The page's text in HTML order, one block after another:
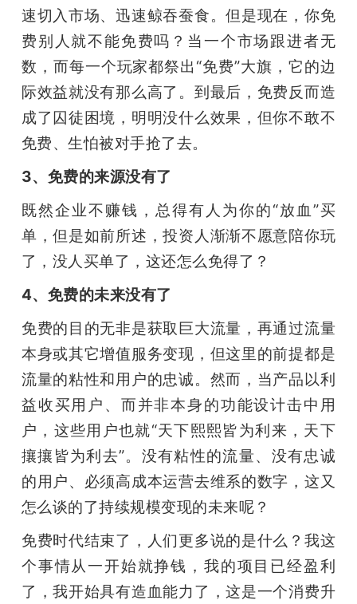
速切入市场、迅速鲸吞蚕食。但是现在，你免
费别人就不能免费吗？当一个市场跟进者无
数，而每一个玩家都祭出“免费”大旗，它的边
际效益就没有那么高了。到最后，免费反而造
成了囚徒困境，明明没什么效果，但你不敢不
免费、生怕被对手抢了去。
3、免费的来源没有了
既然企业不赚钱，总得有人为你的“放血”买
单，但是如前所述，投资人渐渐不愿意陪你玩
了，没人买单了，这还怎么免得了？
4、免费的未来没有了
免费的目的无非是获取巨大流量，再通过流量
本身或其它增值服务变现，但这里的前提都是
流量的粘性和用户的忠诚。然而，当产品以利
益收买用户、而并非本身的功能设计击中用
户，这些用户也就“天下熙熙皆为利来，天下
攘攘皆为利去”。没有粘性的流量、没有忠诚
的用户、必须高成本运营去维系的数字，这又
怎么谈的了持续规模变现的未来呢？
免费时代结束了，人们更多说的是什么？我这
个事情从一开始就挣钱，我的项目已经盈利
了，我开始具有造血能力了，这是一个消费升